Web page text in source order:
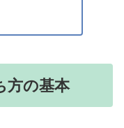
方の基本